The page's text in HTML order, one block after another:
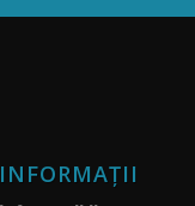
INFORMAŢII